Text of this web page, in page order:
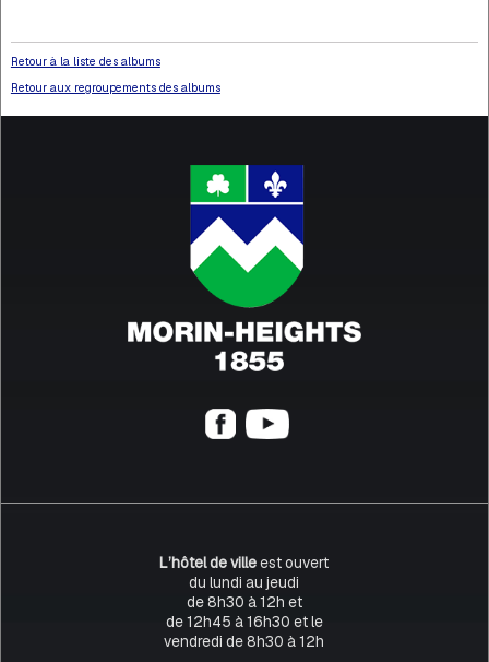
Retour à la liste des albums
Retour aux regroupements des albums
L’hôtel de villeest ouvert
du lundi au jeudi
de 8h30 à 12h et
de 12h45 à 16h30 et le
vendredi de 8h30 à 12h